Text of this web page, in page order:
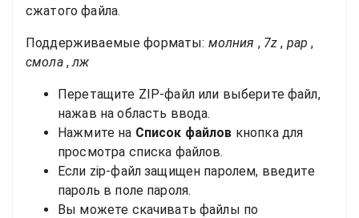
сжатого файла.
Поддерживаемые форматы: молния ,7z , рар ,
смола, лж
Перетащите ZIP-файл или выберите файл,
нажав на область ввода.
Нажмите на Список файлов кнопка для
просмотра списка файлов.
Если zip-файл защищен паролем, введите
пароль в поле пароля.
Вы можете скачивать файлы по